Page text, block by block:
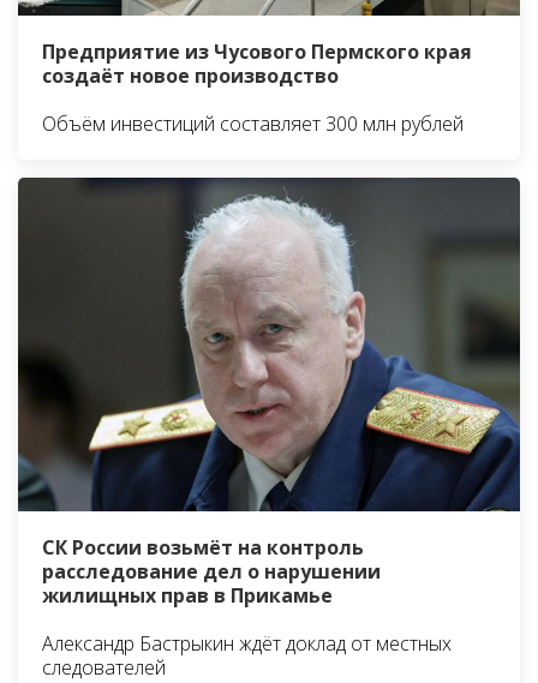
Предприятие из Чусового Пермского края
создаёт новое производство
Объём инвестиций составляет 300 млн рублей
СК России возьмёт на контроль
расследование дел о нарушении
жилищных прав в Прикамье
Александр Бастрыкин ждёт доклад от местных
следователей